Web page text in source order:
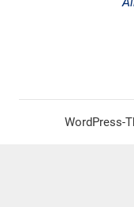
WordPress-